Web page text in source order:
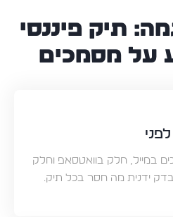
תיק פיננסי
על מסמכים
לפני
במייל, חלק בוואטסאפ וחלק
ידנית מה חסר בכל תיק.